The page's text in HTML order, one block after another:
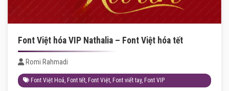
Font Việt hóa VIP Nathalia – Font Việt hóa tết
Romi Rahmadi
Font Việt Hoá, Font tết, Font Việt, Font viết tay, Font VIP